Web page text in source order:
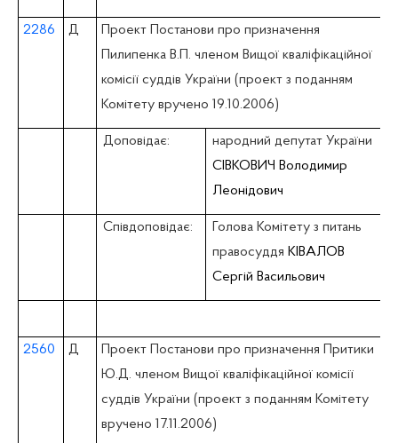
2286 Д
Проект Постанови про призначення
Пилипенка В.П. членом Вищої кваліфікаційної
комісії суддів України (проект з поданням
Комітету вручено 19.10.2006)
Доповідає:
народний депутат України
СІВКОВИЧ Володимир
Леонідович
Співдоповідає:
Голова Комітету з питань
правосуддя КІВАЛОВ
Сергій Васильович
2560 Д
Проект Постанови про призначення Притики
Ю.Д. членом Вищої кваліфікаційної комісії
суддів України (проект з поданням Комітету
вручено 17.11.2006)